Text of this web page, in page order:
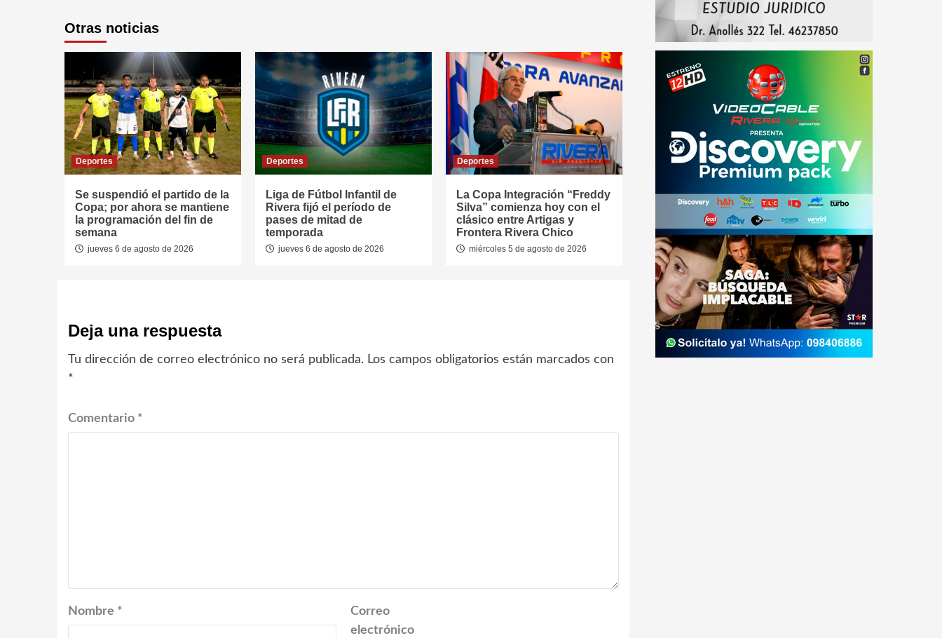
Otras noticias
Deportes
Se suspendió el partido de la
Copa; por ahora se mantiene
la programación del fin de
semana
jueves 6 de agosto de 2026
Deportes
Liga de Fútbol Infantil de
Rivera fijó el período de
pases de mitad de
temporada
jueves 6 de agosto de 2026
Deportes
La Copa Integración “Freddy
Silva” comienza hoy con el
clásico entre Artigas y
Frontera Rivera Chico
miércoles 5 de agosto de 2026
Deja una respuesta
Tu dirección de correo electrónico no será publicada. Los campos obligatorios están marcados con
*
Comentario *
Nombre *
Correo
electrónico